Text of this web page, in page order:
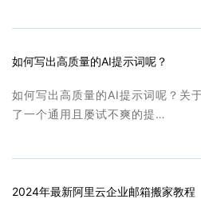
如何写出高质量的AI提示词呢？
如何写出高质量的AI提示词呢？关
了一个通用且屡试不爽的提…
2024年最新阿里云企业邮箱搬家教程